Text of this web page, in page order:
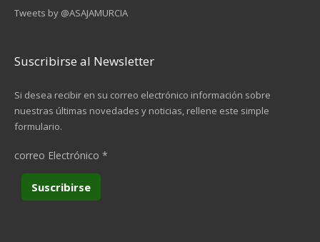
Tweets by @ASAJAMURCIA
Suscribirse al Newsletter
Si desea recibir en su correo electrónico información sobre
nuestras últimas novedades y noticias, rellene este simple
formulario.
correo Electrónico *